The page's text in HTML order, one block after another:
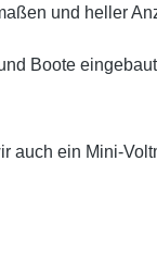
und heller
Boote
auch ein Mini-